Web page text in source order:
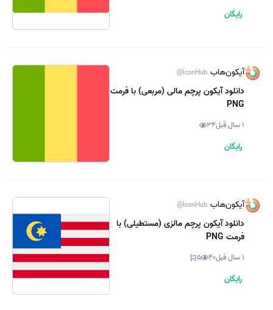
رایگان
آیکون‌هاب @IconHub
دانلود آیکون پرچم مالی (مربعی) با فرمت
PNG
1 سال قبل 34
رایگان
آیکون‌هاب @IconHub
دانلود آیکون پرچم مالزی (مستطیلی) با
فرمت PNG
1 سال قبل 40
5
رایگان